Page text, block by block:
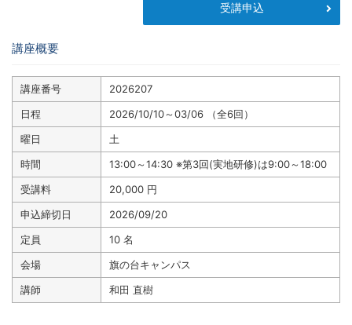
受講申込
講座概要
講座番号
2026207
日程
2026/10/10～03/06 （全6回）
曜日
土
時間
13:00～14:30 ※第3回(実地研修)は9:00～18:00
受講料
20,000 円
申込締切日
2026/09/20
定員
10 名
会場
旗の台キャンパス
講師
和田 直樹